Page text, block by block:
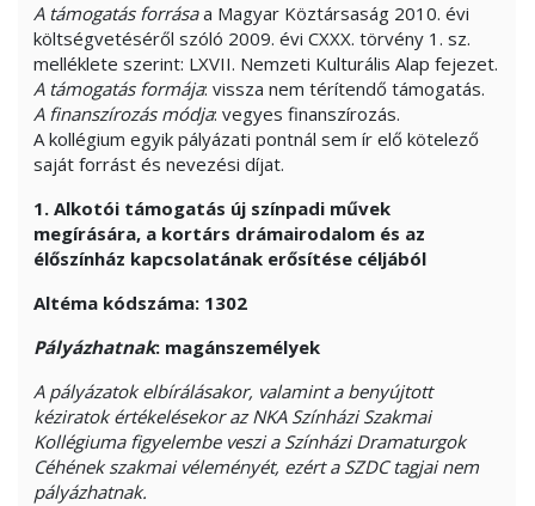
A támogatás forrásaa Magyar Köztársaság 2010. évi
költségvetéséről szóló 2009. évi CXXX. törvény 1. sz.
melléklete szerint: LXVII. Nemzeti Kulturális Alap fejezet.
A támogatás formája: vissza nem térítendő támogatás.
A finanszírozás módja: vegyes finanszírozás.
A kollégium egyik pályázati pontnál sem ír elő kötelező
saját forrást és nevezési díjat.
1. Alkotói támogatás új színpadi művek
megírására, a kortárs drámairodalom és az
élőszínház kapcsolatának erősítése céljából
Altéma kódszáma: 1302
Pályázhatnak: magánszemélyek
A pályázatok elbírálásakor, valamint a benyújtott
kéziratok értékelésekor az NKA Színházi Szakmai
Kollégiuma figyelembe veszi a Színházi Dramaturgok
Céhének szakmai véleményét, ezért a SZDC tagjai nem
pályázhatnak.